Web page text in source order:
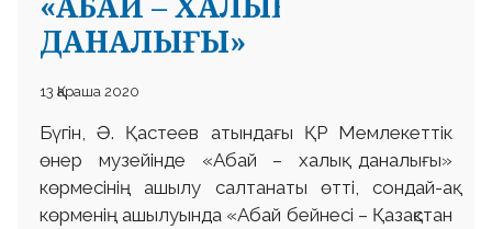
ДАНАЛЫҒЫ»
13 Қараша 2020
Бүгін, Ә. Қастеев атындағы ҚР Мемлекеттік
өнер музейінде «Абай – халық даналығы»
көрмесінің ашылу салтанаты өтті, сондай-ақ
көрменің ашылуында «Абай бейнесі – Қазақстан